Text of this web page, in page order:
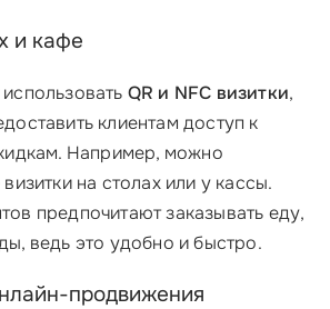
и кафе
QR и NFC визитки,
клиентам доступ к
Например, можно
на столах или у кассы.
предпочитают заказывать еду,
ведь это удобно и быстро.
продвижения